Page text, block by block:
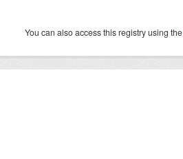
You can also access this registry using the